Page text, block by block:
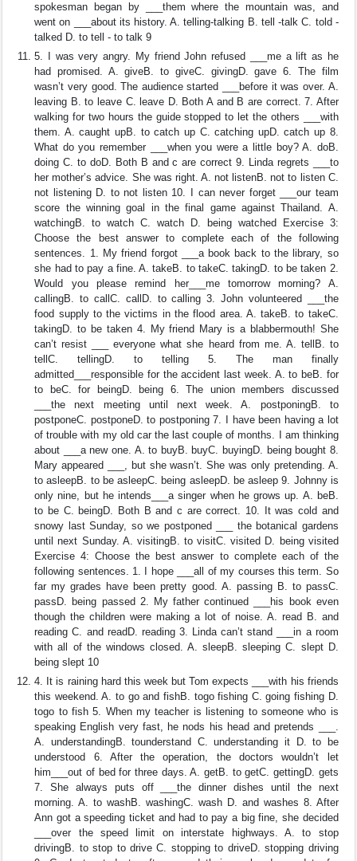
spokesman began by ___them where the mountain was, and
went on ___about its history. A. telling-talking B. tell -talk C. told -
talked D. to tell - to talk 9
5. I was very angry. My friend John refused ___me a lift as he
had promised. A. giveB. to giveC. givingD. gave 6. The film
wasn’t very good. The audience started ___before it was over. A.
leaving B. to leave C. leave D. Both A and B are correct. 7. After
walking for two hours the guide stopped to let the others ___with
them. A. caught upB. to catch up C. catching upD. catch up 8.
What do you remember ___when you were a little boy? A. doB.
doing C. to doD. Both B and c are correct 9. Linda regrets ___to
her mother’s advice. She was right. A. not listenB. not to listen C.
not listening D. to not listen 10. I can never forget ___our team
score the winning goal in the final game against Thailand. A.
watchingB. to watch C. watch D. being watched Exercise 3:
Choose the best answer to complete each of the following
sentences. 1. My friend forgot ___a book back to the library, so
she had to pay a fine. A. takeB. to takeC. takingD. to be taken 2.
Would you please remind her___me tomorrow morning? A.
callingB. to callC. callD. to calling 3. John volunteered ___the
food supply to the victims in the flood area. A. takeB. to takeC.
takingD. to be taken 4. My friend Mary is a blabbermouth! She
can’t resist ___ everyone what she heard from me. A. tellB. to
tellC. tellingD. to telling 5. The man finally
admitted___responsible for the accident last week. A. to beB. for
to beC. for beingD. being 6. The union members discussed
___the next meeting until next week. A. postponingB. to
postponeC. postponeD. to postponing 7. I have been having a lot
of trouble with my old car the last couple of months. I am thinking
about ___a new one. A. to buyB. buyC. buyingD. being bought 8.
Mary appeared ___, but she wasn’t. She was only pretending. A.
to asleepB. to be asleepC. being asleepD. be asleep 9. Johnny is
only nine, but he intends___a singer when he grows up. A. beB.
to be C. beingD. Both B and c are correct. 10. It was cold and
snowy last Sunday, so we postponed ___ the botanical gardens
until next Sunday. A. visitingB. to visitC. visited D. being visited
Exercise 4: Choose the best answer to complete each of the
following sentences. 1. I hope ___all of my courses this term. So
far my grades have been pretty good. A. passing B. to passC.
passD. being passed 2. My father continued ___his book even
though the children were making a lot of noise. A. read B. and
reading C. and readD. reading 3. Linda can’t stand ___in a room
with all of the windows closed. A. sleepB. sleeping C. slept D.
being slept 10
4. It is raining hard this week but Tom expects ___with his friends
this weekend. A. to go and fishB. togo fishing C. going fishing D.
togo to fish 5. When my teacher is listening to someone who is
speaking English very fast, he nods his head and pretends ___.
A. understandingB. tounderstand C. understanding it D. to be
understood 6. After the operation, the doctors wouldn’t let
him___out of bed for three days. A. getB. to getC. gettingD. gets
7. She always puts off ___the dinner dishes until the next
morning. A. to washB. washingC. wash D. and washes 8. After
Ann got a speeding ticket and had to pay a big fine, she decided
___over the speed limit on interstate highways. A. to stop
drivingB. to stop to drive C. stopping to driveD. stopping driving